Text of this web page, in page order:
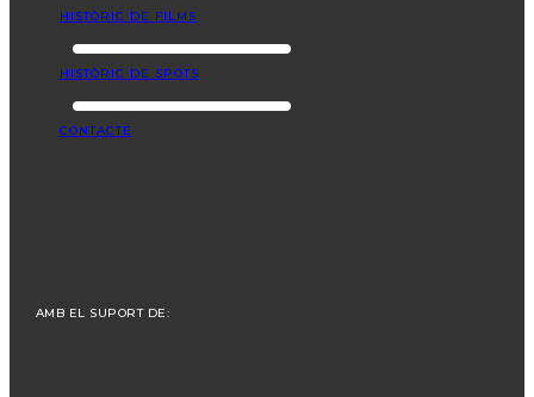
HISTÒRIC DE FILMS
HISTÒRIC DE SPOTS
CONTACTE
AMB EL SUPORT DE: